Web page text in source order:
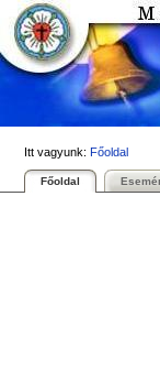
Tovább
tartalomhoz
|
Ugrás
Személyes
eszközök
Itt vagyunk: Főoldal
Bekezdések
Főoldal